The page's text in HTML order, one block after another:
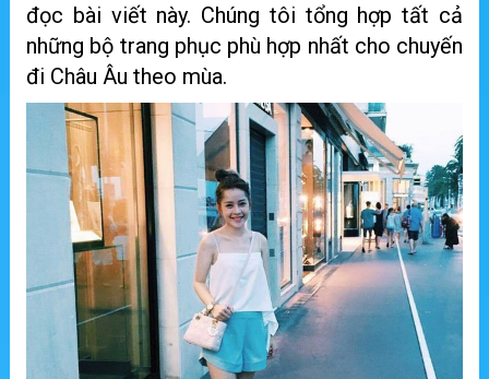
đọc bài viết này. Chúng tôi tổng hợp tất cả
những bộ trang phục phù hợp nhất cho chuyến
đi Châu Âu theo mùa.